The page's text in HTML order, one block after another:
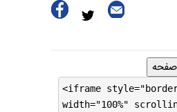
<iframe
width="100%"